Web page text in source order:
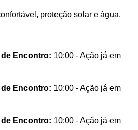
proteção solar e água.
de Encontro: 10:00 - Ação já em
de Encontro: 10:00 - Ação já em
de Encontro: 10:00 - Ação já em